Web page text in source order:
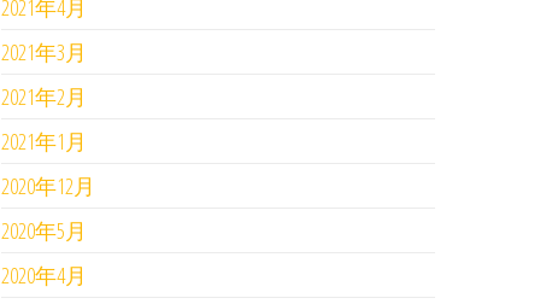
2021年4月
2021年3月
2021年2月
2021年1月
2020年12月
2020年5月
2020年4月